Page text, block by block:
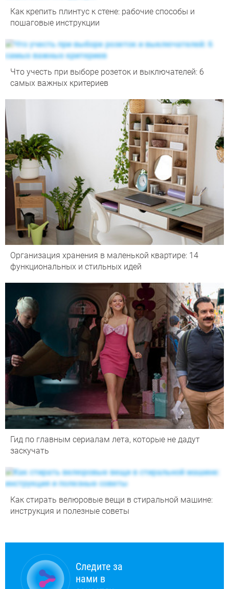
Как крепить плинтус к стене: рабочие способы и
пошаговые инструкции
Что учесть при выборе розеток и выключателей: 6
самых важных критериев
Организация хранения в маленькой квартире: 14
функциональных и стильных идей
Гид по главным сериалам лета, которые не дадут
заскучать
Как стирать велюровые вещи в стиральной машине:
инструкция и полезные советы
Следите за
нами в